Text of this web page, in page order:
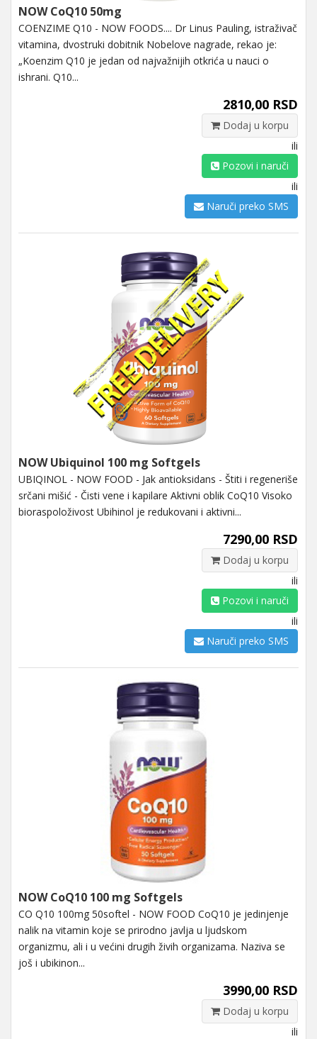
NOW CoQ10 50mg
COENZIME Q10 - NOW FOODS.... Dr Linus Pauling, istraživač
vitamina, dvostruki dobitnik Nobelove nagrade, rekao je:
„Koenzim Q10 je jedan od najvažnijih otkrića u nauci o
ishrani. Q10...
2810,00 RSD
Dodaj u korpu
ili
Pozovi i naruči
ili
Naruči preko SMS
NOW Ubiquinol 100 mg Softgels
UBIQINOL - NOW FOOD - Jak antioksidans - Štiti i regeneriše
srčani mišić - Čisti vene i kapilare Aktivni oblik CoQ10 Visoko
bioraspoloživost Ubihinol je redukovani i aktivni...
7290,00 RSD
Dodaj u korpu
ili
Pozovi i naruči
ili
Naruči preko SMS
NOW CoQ10 100 mg Softgels
CO Q10 100mg 50softel - NOW FOOD CoQ10 je jedinjenje
nalik na vitamin koje se prirodno javlja u ljudskom
organizmu, ali i u većini drugih živih organizama. Naziva se
još i ubikinon...
3990,00 RSD
Dodaj u korpu
ili